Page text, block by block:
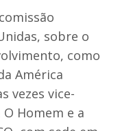
sobre o
como
América
vezes vice-
Homem e a